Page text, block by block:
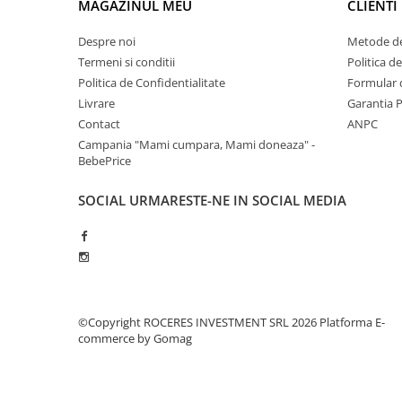
MAGAZINUL MEU
Despre noi
Termeni si conditii
Politica de Confidentialitate
Livrare
Contact
Campania "Mami cumpara, Mami doneaza" -
BebePrice
CLIENTI
Metode
Politica
Formular
Garantia
ANPC
SOCIAL URMARESTE-NE IN SOCIAL MEDIA
©Copyright ROCERES INVESTMENT SRL 2026 Platforma E-
commerce by Gomag